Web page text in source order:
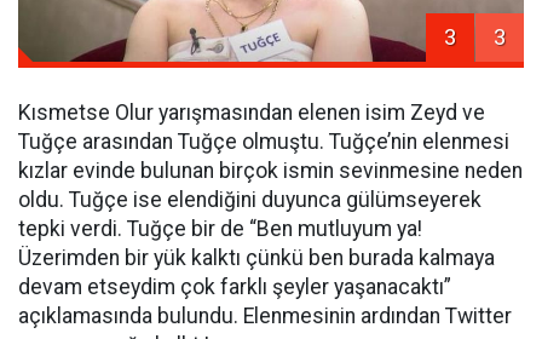
3 3
Kısmetse Olur yarışmasından elenen isim Zeyd ve
Tuğçe arasından Tuğçe olmuştu. Tuğçe’nin elenmesi
kızlar evinde bulunan birçok ismin sevinmesine neden
oldu. Tuğçe ise elendiğini duyunca gülümseyerek
tepki verdi. Tuğçe bir de “Ben mutluyum ya!
Üzerimden bir yük kalktı çünkü ben burada kalmaya
devam etseydim çok farklı şeyler yaşanacaktı”
açıklamasında bulundu. Elenmesinin ardından Twitter